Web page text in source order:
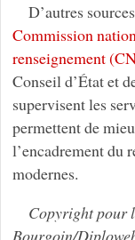
D’autres
Commission
renseignement
Conseil d’État et
supervisent les
permettent de
l’encadrement du
modernes.
Copyright pour